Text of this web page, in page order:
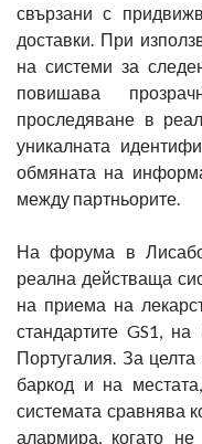
свързани с
доставки. При
на системи за
повишава
проследяване в
уникалната
обмяната на
между партньорите.
На форума в
реална действаща
на приема на
стандартите GS1, на
Португалия. За
баркод и на
системата сравнява
алармира, когато